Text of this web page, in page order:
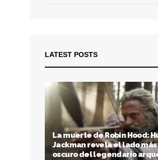
LATEST POSTS
La muerte de Robin Hood:
Jackman revela el lado más
oscuro del legendario